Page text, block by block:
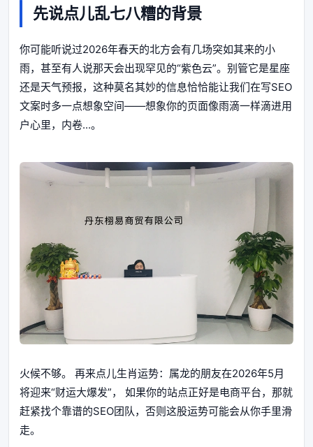
先说点儿乱七八糟的背景
你可能听说过2026年春天的北方会有几场突如其来的小
雨，甚至有人说那天会出现罕见的“紫色云”。别管它是星座
还是天气预报，这种莫名其妙的信息恰恰能让我们在写SEO
文案时多一点想象空间——想象你的页面像雨滴一样滴进用
户心里，内卷...。
火候不够。 再来点儿生肖运势：属龙的朋友在2026年5月
将迎来“财运大爆发”， 如果你的站点正好是电商平台，那就
赶紧找个靠谱的SEO团队，否则这股运势可能会从你手里滑
走。